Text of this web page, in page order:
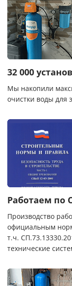
32 000
Мы накопили
очистки воды для
Работаем по
Производство
официальным
т.ч.
технические